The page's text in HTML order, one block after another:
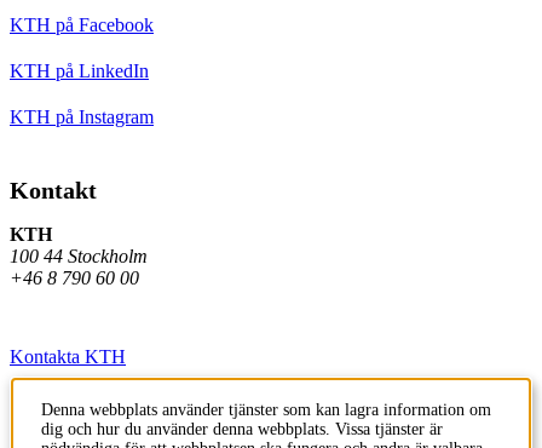
KTH på Facebook
KTH på LinkedIn
KTH på Instagram
Kontakt
KTH
100 44 Stockholm
+46 8 790 60 00
Kontakta KTH
Jobba på KTH
Denna webbplats använder tjänster som kan lagra information om
dig och hur du använder denna webbplats. Vissa tjänster är